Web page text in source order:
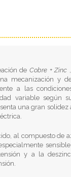
deCobre + Zinc
mecanización y
a las
variable según
una gran solidez
al compuesto de
y a la